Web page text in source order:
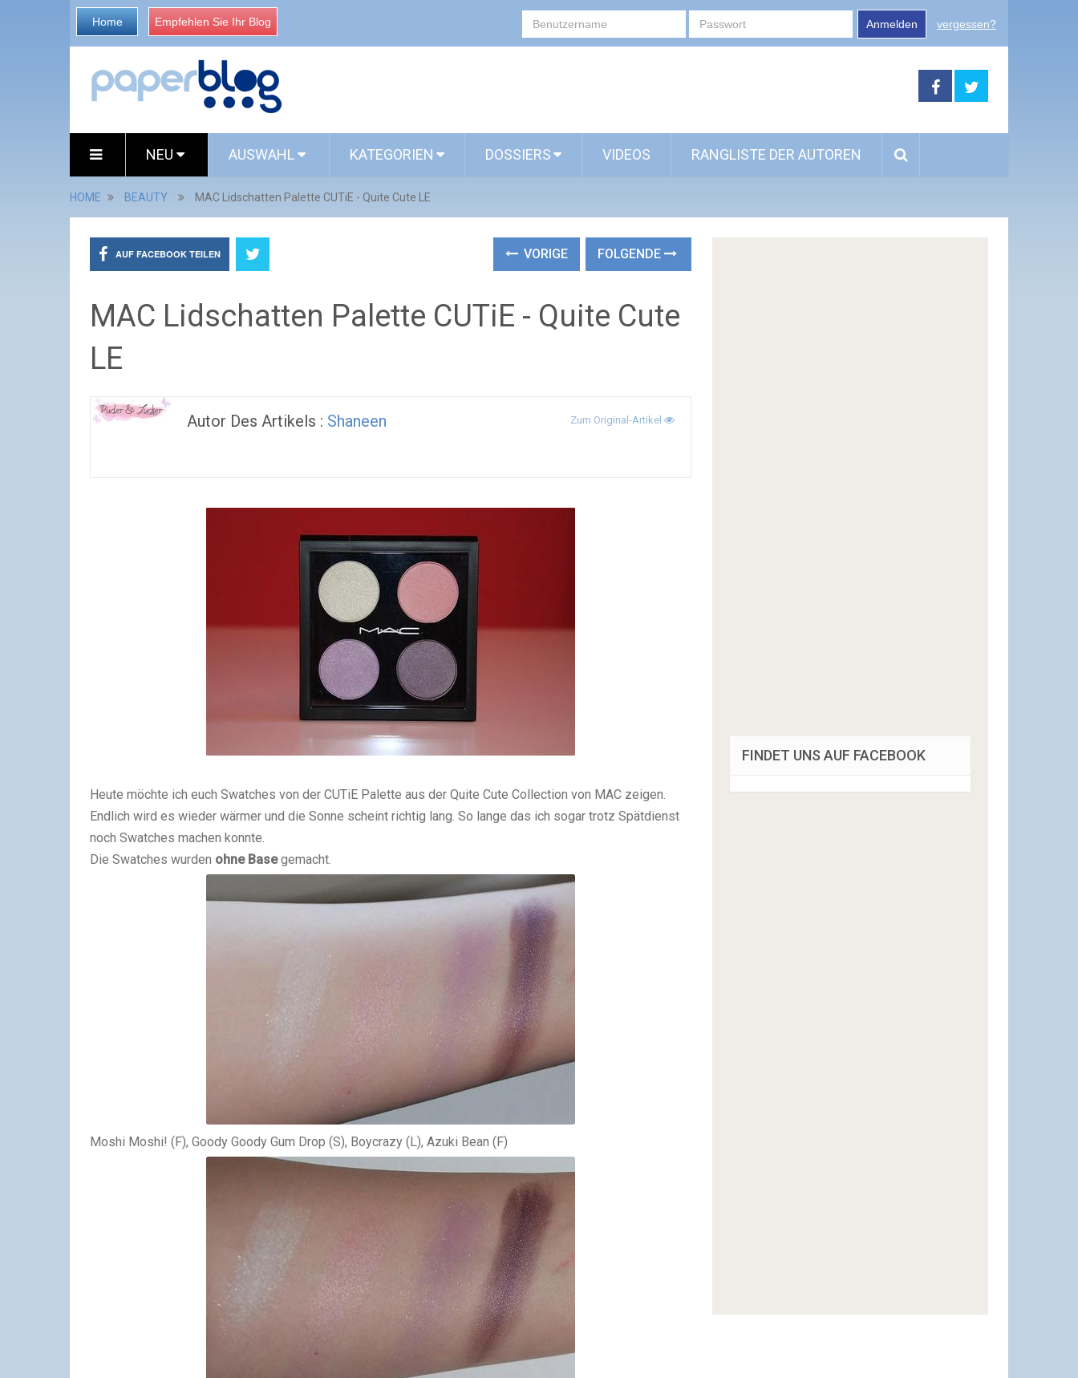
Home Empfehlen Sie Ihr Blog Anmelden vergessen?
NEU AUSWAHL KATEGORIEN DOSSIERS VIDEOS RANGLISTE DER AUTOREN
HOME BEAUTY MAC Lidschatten Palette CUTiE - Quite Cute LE
AUF FACEBOOK TEILEN VORIGE FOLGENDE
MAC Lidschatten Palette CUTiE - Quite Cute
LE
Autor Des Artikels : Shaneen Zum Original-Artikel
Heute möchte ich euch Swatches von der CUTiE Palette aus der Quite Cute Collection von MAC zeigen.
Endlich wird es wieder wärmer und die Sonne scheint richtig lang. So lange das ich sogar trotz Spätdienst
noch Swatches machen konnte.
Die Swatches wurden ohne Basegemacht.
Moshi Moshi! (F), Goody Goody Gum Drop (S), Boycrazy (L), Azuki Bean (F)
FINDET UNS AUF FACEBOOK